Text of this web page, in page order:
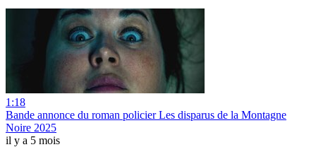
1:18
Bande annonce du roman policier Les disparus de la Montagne
Noire 2025
il y a 5 mois